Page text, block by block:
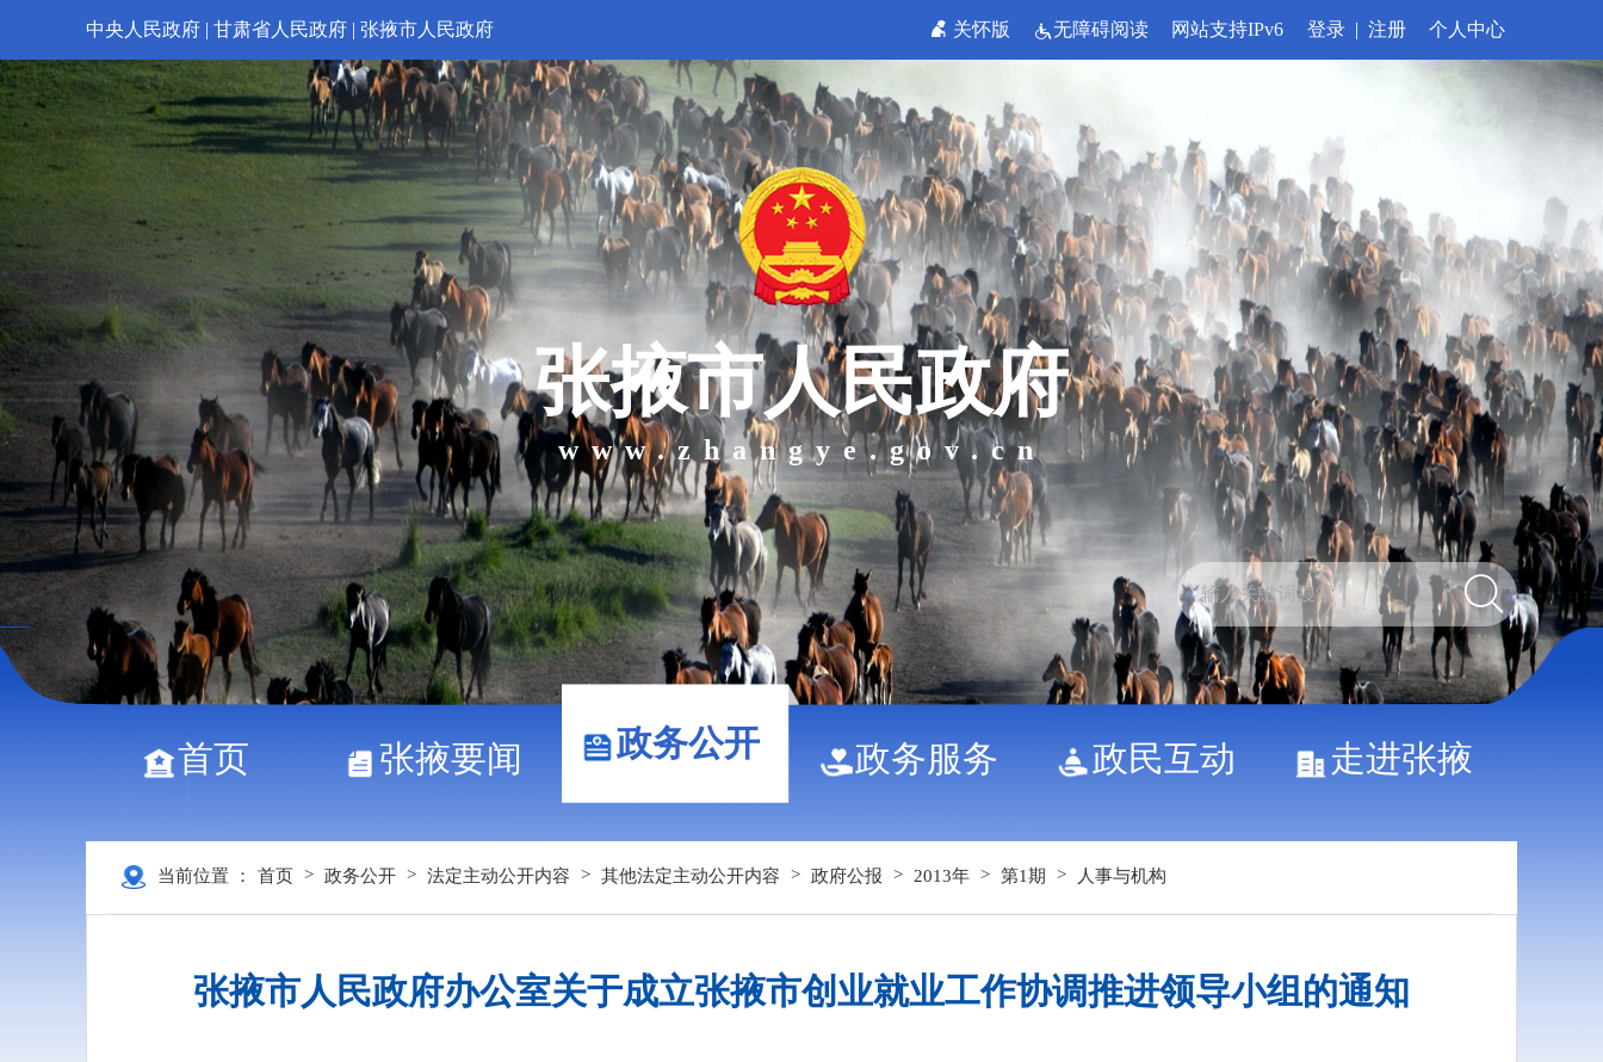
中央人民政府 | 甘肃省人民政府 | 张掖市人民政府 关怀版 无障碍阅读 网站支持IPv6 登录 | 注册 个人中心
张掖市人民政府
www.zhangye.gov.cn
首页 张掖要闻 政务公开 政务服务 政民互动 走进张掖
当前位置 ： 首页 > 政务公开 > 法定主动公开内容 > 其他法定主动公开内容 > 政府公报 > 2013年 > 第1期 > 人事与机构
张掖市人民政府办公室关于成立张掖市创业就业工作协调推进领导小组的通知